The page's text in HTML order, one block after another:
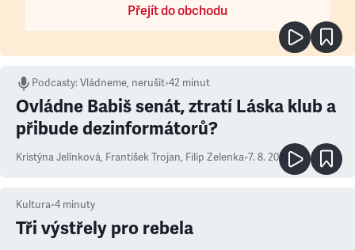
Přejít do obchodu
Podcasty:Vládneme, nerušit•42 minut
Ovládne Babiš senát, ztratí Láska klub a
přibude dezinformátorů?
Kristýna Jelínková, František Trojan, Filip Zelenka•7. 8. 2026
Kultura•4 minuty
Tři výstřely pro rebela